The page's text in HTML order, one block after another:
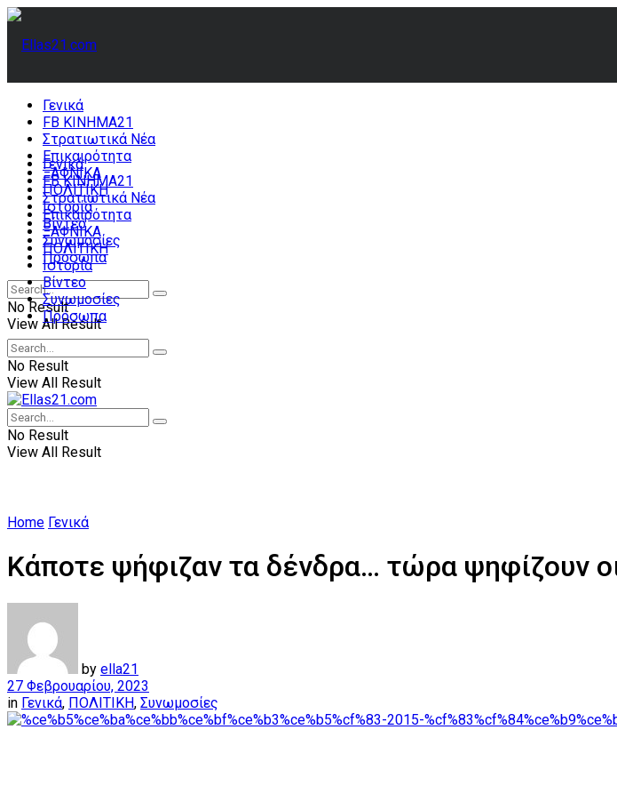
Γενικά
FB ΚΙΝΗΜΑ21
Στρατιωτικά Νέα
Επικαιρότητα
ΞΑΦΝΙΚΑ
ΠΟΛΙΤΙΚΗ
Ιστορία
Βίντεο
Συνωμοσίες
Πρόσωπα
No Result
View All Result
Γενικά
FB ΚΙΝΗΜΑ21
Στρατιωτικά Νέα
Επικαιρότητα
ΞΑΦΝΙΚΑ
ΠΟΛΙΤΙΚΗ
Ιστορία
Βίντεο
Συνωμοσίες
Πρόσωπα
No Result
View All Result
No Result
View All Result
Home Γενικά
Κάποτε ψήφιζαν τα δένδρα… τώρα ψηφίζουν
by ella21
27 Φεβρουαρίου, 2023
in Γενικά, ΠΟΛΙΤΙΚΗ, Συνωμοσίες